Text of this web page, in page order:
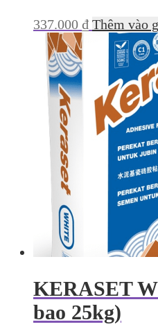
337.000 ₫ Thêm vào
KERASET
bao 25kg)